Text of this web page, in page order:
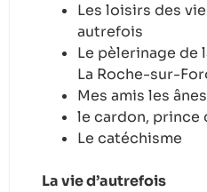
Les loisirs des
autrefois
Le pèlerinage de
La Roche-sur-
Mes amis les ânes
le cardon, prince
Le catéchisme
La vie d’autrefois